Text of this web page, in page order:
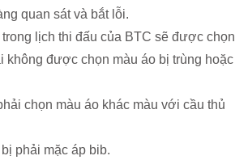
quan sát và bắt lỗi.
lịch thi đấu của BTC sẽ được chọn
không được chọn màu áo bị trùng hoặc
chọn màu áo khác màu với cầu thủ
phải mặc áp bib.